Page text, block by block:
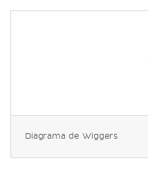
Diagrama de Wiggers